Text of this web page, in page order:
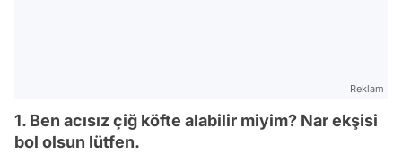
Reklam
1. Ben acısız çiğ köfte alabilir miyim? Nar ekşisi
bol olsun lütfen.